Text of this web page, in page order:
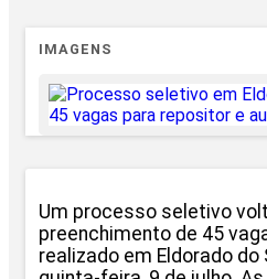
IMAGENS
Um processo seletivo
preenchimento de 45
realizado em Eldorado do